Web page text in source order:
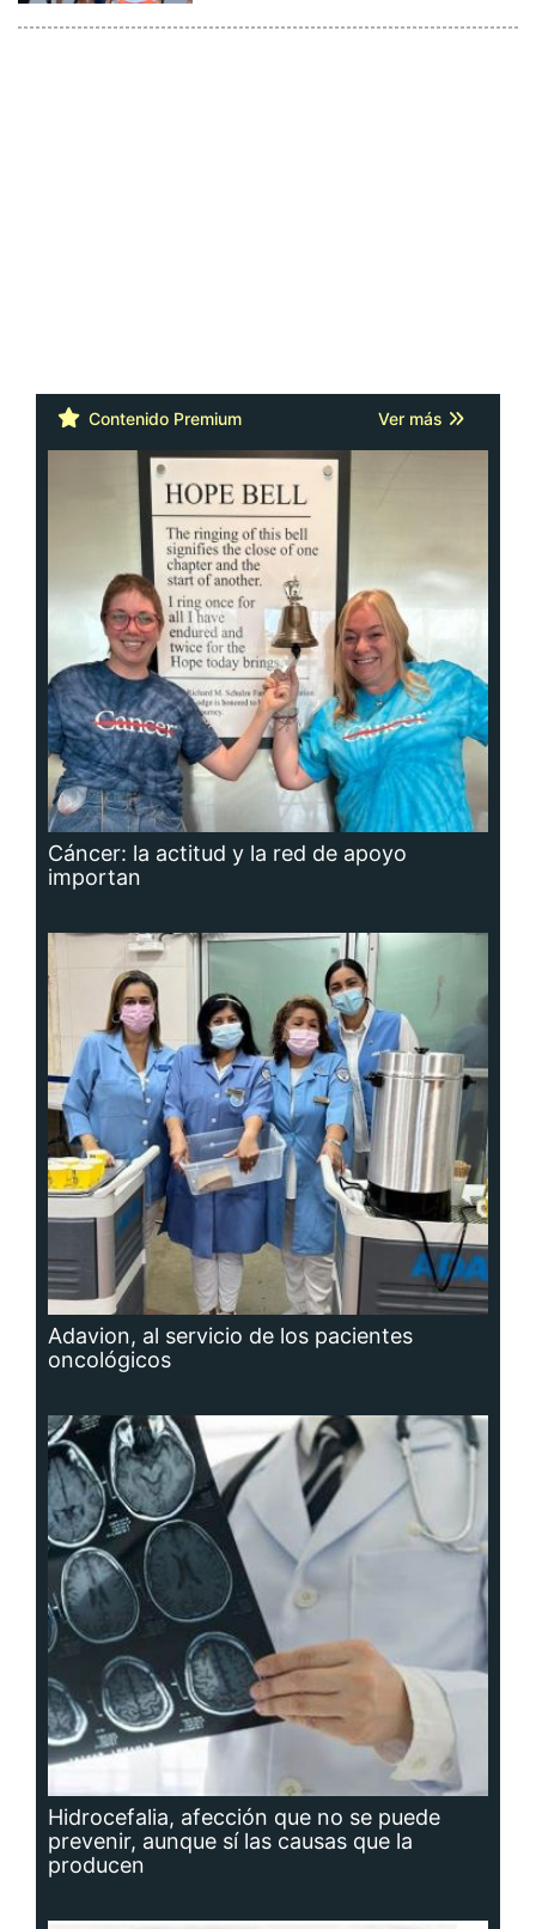
Contenido Premium Ver más
Cáncer: la actitud y la red de apoyo
importan
Adavion, al servicio de los pacientes
oncológicos
Hidrocefalia, afección que no se puede
prevenir, aunque sí las causas que la
producen